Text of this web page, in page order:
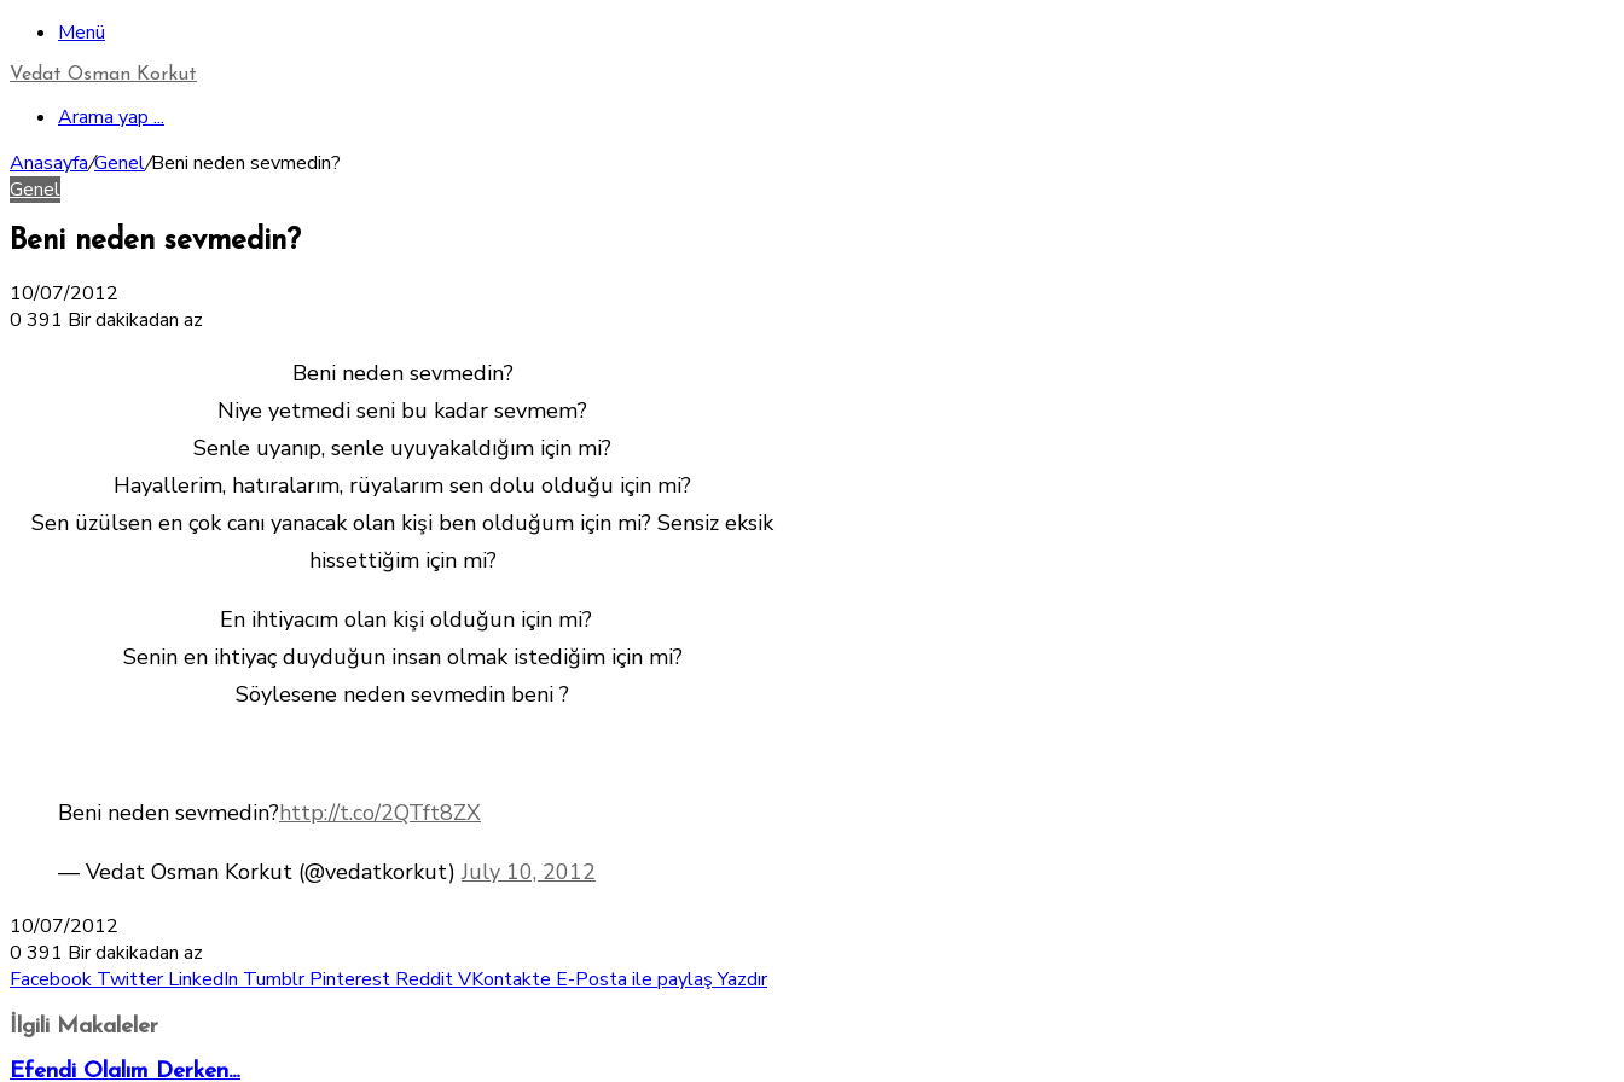
Menü
Vedat Osman Korkut
Arama yap ...
Anasayfa/Genel/Beni neden sevmedin?
Genel
Beni neden sevmedin?
10/07/2012
0 391 Bir dakikadan az
Beni neden sevmedin?
Niye yetmedi seni bu kadar sevmem?
Senle uyanıp, senle uyuyakaldığım için mi?
Hayallerim, hatıralarım, rüyalarım sen dolu olduğu için mi?
Sen üzülsen en çok canı yanacak olan kişi ben olduğum için mi? Sensiz eksik
hissettiğim için mi?
En ihtiyacım olan kişi olduğun için mi?
Senin en ihtiyaç duyduğun insan olmak istediğim için mi?
Söylesene neden sevmedin beni ?
Beni neden sevmedin?http://t.co/2QTft8ZX
— Vedat Osman Korkut (@vedatkorkut)July 10, 2012
10/07/2012
0 391 Bir dakikadan az
Facebook Twitter LinkedIn Tumblr Pinterest RedditVKontakte E-Posta ile paylaş Yazdır
İlgili Makaleler
Efendi Olalım Derken…